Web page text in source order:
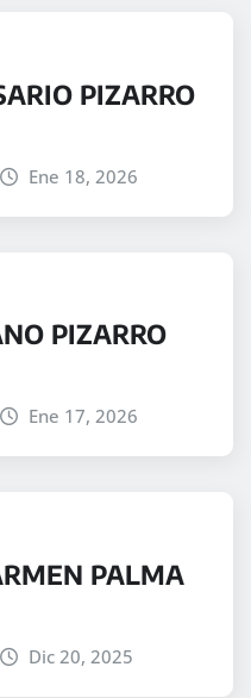
PIZARRO
Ene 18, 2026
PIZARRO
Ene 17, 2026
PALMA
Dic 20, 2025